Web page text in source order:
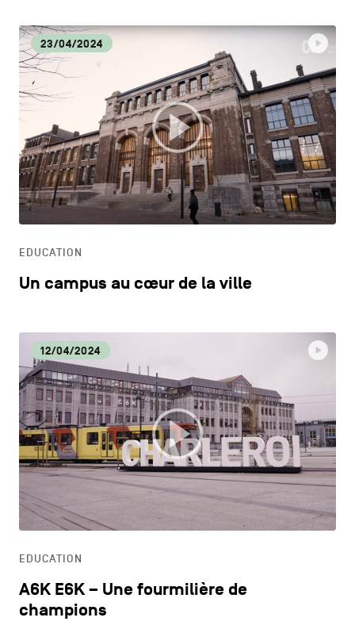
23/04/2024
EDUCATION
Un campus au cœur de la ville
12/04/2024
EDUCATION
A6K E6K – Une fourmilière de
champions